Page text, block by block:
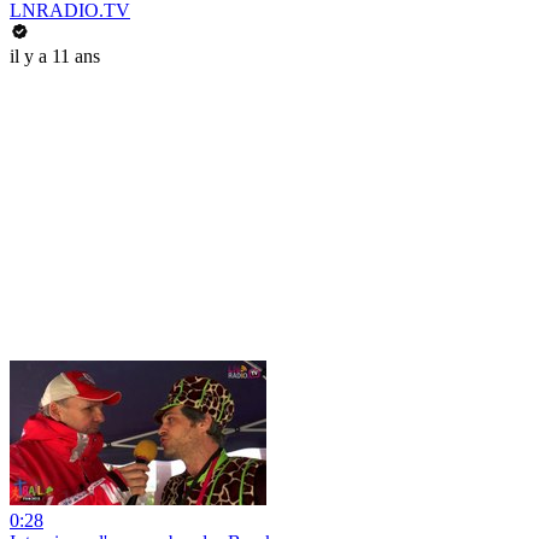
LNRADIO.TV
il y a 11 ans
0:28